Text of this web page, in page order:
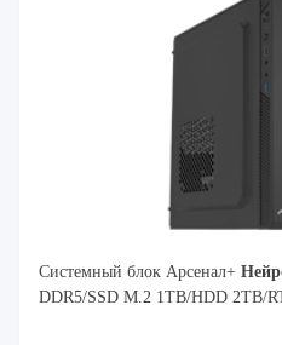
Системный блок Арсенал+
DDR5/SSD M.2 1TB/HDD 2TB/